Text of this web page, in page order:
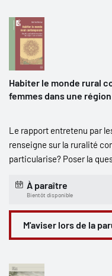
Habiter le monde rural
femmes dans une
Le rapport entretenu par
renseigne sur la ruralité
particularise? Poser la
À paraître
Bientôt disponible
M'aviser lors de la